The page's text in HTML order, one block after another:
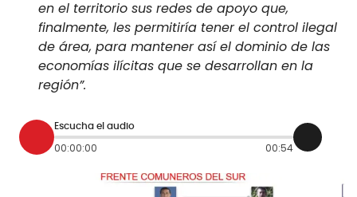
en el territorio sus redes de apoyo que,
finalmente, les permitiría tener el control ilegal
de área, para mantener así el dominio de las
economías ilícitas que se desarrollan en la
región”.
Escucha el audio
00:00:00 00:54